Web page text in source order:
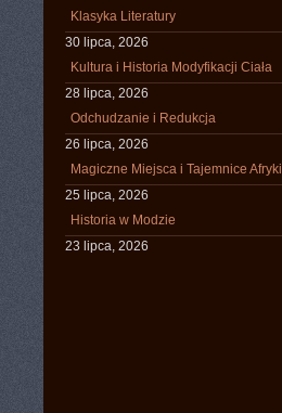
Klasyka Literatury
30 lipca, 2026
Kultura i Historia Modyfikacji Ciała
28 lipca, 2026
Odchudzanie i Redukcja
26 lipca, 2026
Magiczne Miejsca i Tajemnice Afryki
25 lipca, 2026
Historia w Modzie
23 lipca, 2026